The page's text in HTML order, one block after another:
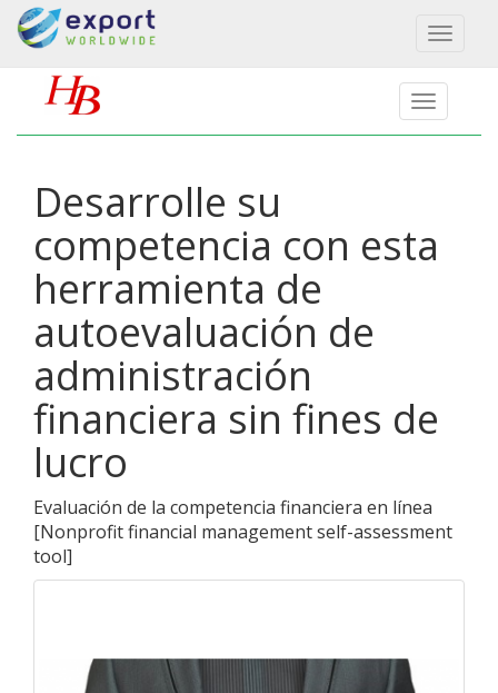
Toggle
Desarrolle su
competencia con esta
herramienta de
autoevaluación de
administración
financiera sin fines de
lucro
Evaluación de la competencia financiera en línea
[Nonprofit financial management self-assessment
tool]